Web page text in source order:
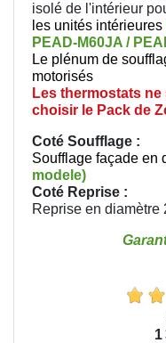
isolé de l'intérieur
les unités intérieures
PEAD-M60JA /
Le plénum de
motorisés
Les thermostats
choisir le Pack de
Coté Soufflage :
Soufflage façade en
modele)
Coté Reprise :
Reprise en diamètre
1